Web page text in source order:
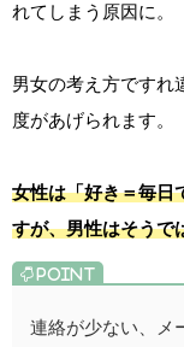
れてしまう原因に。
男女の考え方ですれ
度があげられます。
女性は「好き＝毎日
すが、男性はそうで
連絡が少ない、メ